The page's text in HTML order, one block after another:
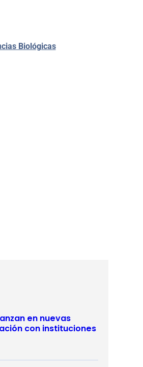
Biológicas
en nuevas
con instituciones